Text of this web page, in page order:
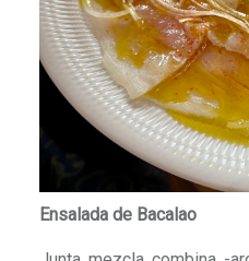
Ensalada de Bacalao